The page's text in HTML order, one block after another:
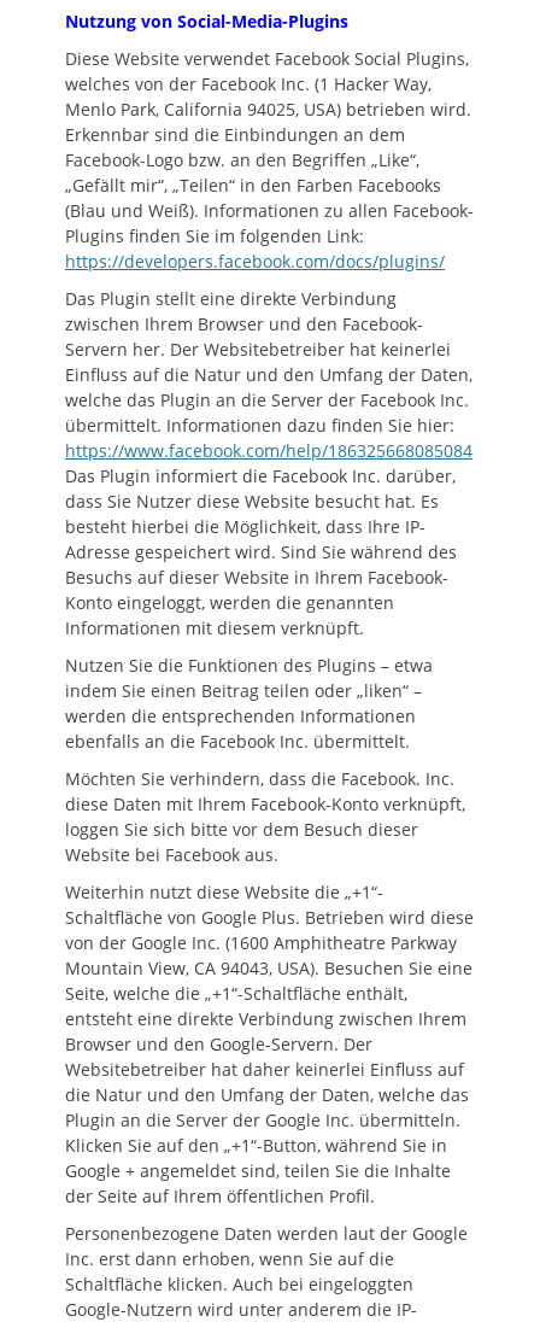
Nutzung von Social-Media-Plugins
Diese Website verwendet Facebook Social Plugins,
welches von der Facebook Inc. (1 Hacker Way,
Menlo Park, California 94025, USA) betrieben wird.
Erkennbar sind die Einbindungen an dem
Facebook-Logo bzw. an den Begriffen „Like“,
„Gefällt mir“, „Teilen“ in den Farben Facebooks
(Blau und Weiß). Informationen zu allen Facebook-
Plugins finden Sie im folgenden Link:
https://developers.facebook.com/docs/plugins/
Das Plugin stellt eine direkte Verbindung
zwischen Ihrem Browser und den Facebook-
Servern her. Der Websitebetreiber hat keinerlei
Einfluss auf die Natur und den Umfang der Daten,
welche das Plugin an die Server der Facebook Inc.
übermittelt. Informationen dazu finden Sie hier:
https://www.facebook.com/help/186325668085084
Das Plugin informiert die Facebook Inc. darüber,
dass Sie Nutzer diese Website besucht hat. Es
besteht hierbei die Möglichkeit, dass Ihre IP-
Adresse gespeichert wird. Sind Sie während des
Besuchs auf dieser Website in Ihrem Facebook-
Konto eingeloggt, werden die genannten
Informationen mit diesem verknüpft.
Nutzen Sie die Funktionen des Plugins – etwa
indem Sie einen Beitrag teilen oder „liken“ –
werden die entsprechenden Informationen
ebenfalls an die Facebook Inc. übermittelt.
Möchten Sie verhindern, dass die Facebook. Inc.
diese Daten mit Ihrem Facebook-Konto verknüpft,
loggen Sie sich bitte vor dem Besuch dieser
Website bei Facebook aus.
Weiterhin nutzt diese Website die „+1“-
Schaltfläche von Google Plus. Betrieben wird diese
von der Google Inc. (1600 Amphitheatre Parkway
Mountain View, CA 94043, USA). Besuchen Sie eine
Seite, welche die „+1“-Schaltfläche enthält,
entsteht eine direkte Verbindung zwischen Ihrem
Browser und den Google-Servern. Der
Websitebetreiber hat daher keinerlei Einfluss auf
die Natur und den Umfang der Daten, welche das
Plugin an die Server der Google Inc. übermitteln.
Klicken Sie auf den „+1“-Button, während Sie in
Google + angemeldet sind, teilen Sie die Inhalte
der Seite auf Ihrem öffentlichen Profil.
Personenbezogene Daten werden laut der Google
Inc. erst dann erhoben, wenn Sie auf die
Schaltfläche klicken. Auch bei eingeloggten
Google-Nutzern wird unter anderem die IP-